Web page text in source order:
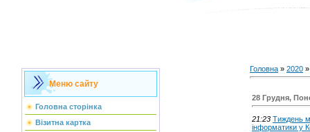
Меню сайту
Головна сторінка
Візитна картка
Головна » 2020 »
28 Грудня,
21:23 Тиждень
інформатики у